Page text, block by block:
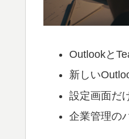
Outlookと
新しい
設定画面だ
企業管理の